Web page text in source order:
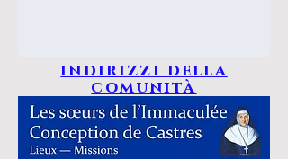
indirizzi della
comunità